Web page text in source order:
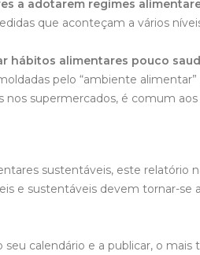
a adotarem regimes
que aconteçam a vários
hábitos alimentares pouco
pelo “ambiente
supermercados, é comum
sustentáveis, este
e sustentáveis devem tornar-se
calendário e a publicar, o